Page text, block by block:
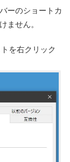
ーのショートカ
ません。
を右クリック